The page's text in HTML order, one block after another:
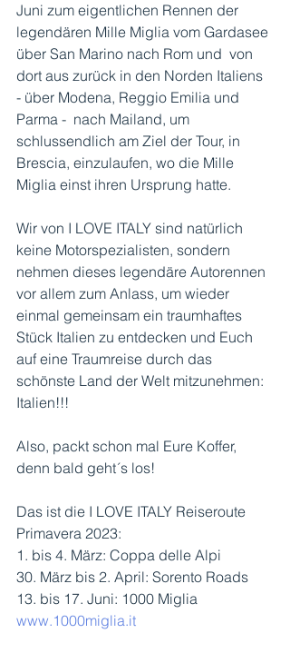
Juni zum eigentlichen Rennen der
legendären Mille Miglia vom Gardasee
über San Marino nach Rom und  von
dort aus zurück in den Norden Italiens
- über Modena, Reggio Emilia und
Parma -  nach Mailand, um
schlussendlich am Ziel der Tour, in
Brescia, einzulaufen, wo die Mille
Miglia einst ihren Ursprung hatte.
Wir von I LOVE ITALY sind natürlich
keine Motorspezialisten, sondern
nehmen dieses legendäre Autorennen
vor allem zum Anlass, um wieder
einmal gemeinsam ein traumhaftes
Stück Italien zu entdecken und Euch
auf eine Traumreise durch das
schönste Land der Welt mitzunehmen:
Italien!!!
Also, packt schon mal Eure Koffer,
denn bald geht´s los!
Das ist die I LOVE ITALY Reiseroute
Primavera 2023:
1. bis 4. März: Coppa delle Alpi
30. März bis 2. April: Sorento Roads
13. bis 17. Juni: 1000 Miglia
www.1000miglia.it